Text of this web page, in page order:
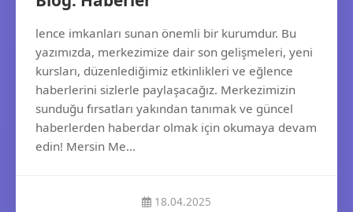
lence imkanları sunan önemli bir kurumdur. Bu
yazımızda, merkezimize dair son gelişmeleri, yeni
kursları, düzenlediğimiz etkinlikleri ve eğlence
haberlerini sizlerle paylaşacağız. Merkezimizin
sunduğu fırsatları yakından tanımak ve güncel
haberlerden haberdar olmak için okumaya devam
edin! Mersin Me...
18.04.2025